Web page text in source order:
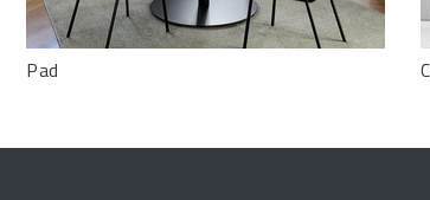
Pad